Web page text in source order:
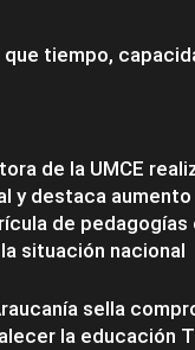
que tiempo,
de la UMCE
y destaca
de
situación nacional
sella
la educación